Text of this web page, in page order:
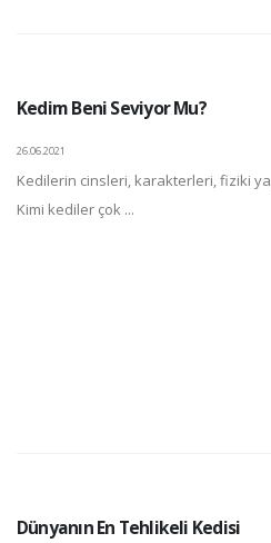
Kedim Beni Seviyor Mu?
26.06.2021
Kedilerin cinsleri, karakterleri, fiziki
Kimi kediler çok ...
Dünyanın En Tehlikeli Kedisi